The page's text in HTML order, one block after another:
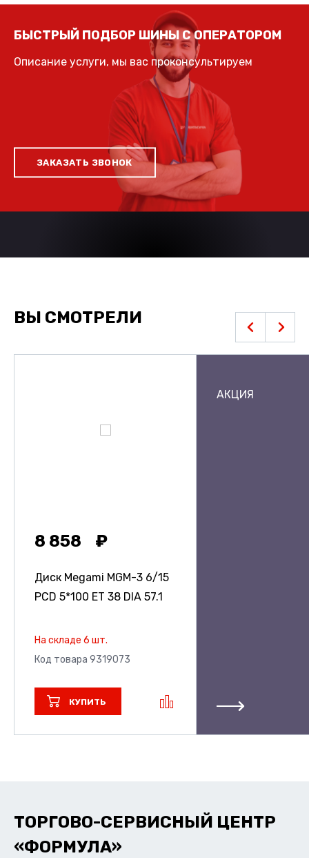
БЫСТРЫЙ ПОДБОР ШИНЫ С ОПЕРАТОРОМ
Описание услуги, мы вас проконсультируем
ЗАКАЗАТЬ ЗВОНОК
ВЫ СМОТРЕЛИ
8 858
Диск Megami MGM-3 6/15
PCD 5*100 ET 38 DIA 57.1
На складе 6 шт.
Код товара 9319073
КУПИТЬ
АКЦИЯ
ТОРГОВО-СЕРВИСНЫЙ ЦЕНТР
«ФОРМУЛА»